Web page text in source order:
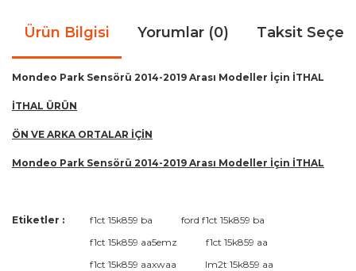
Ürün Bilgisi Yorumlar (0) Taksit
Mondeo Park Sensörü 2014-2019 Arası Modeller İçin İTHAL
İTHAL ÜRÜN
ÖN VE ARKA ORTALAR İÇİN
Mondeo Park Sensörü 2014-2019 Arası Modeller İçin İTHAL
Bu ürüne ilk yorumu siz yapın!
Bu ürünün fiyat bilgisi, resim, ürün açıklamalarında ve diğer
kullanarak tarafımıza iletebilirsiniz.
Görüş ve önerileriniz için teşekkür ederiz.
Etiketler : f1ct 15k859 ba
ford f1ct 15k859 ba
f1ct 15k859 aa5emz
f1ct 15k859 aa
f1ct 15k859 aaxwaa
lm2t 15k859 aa